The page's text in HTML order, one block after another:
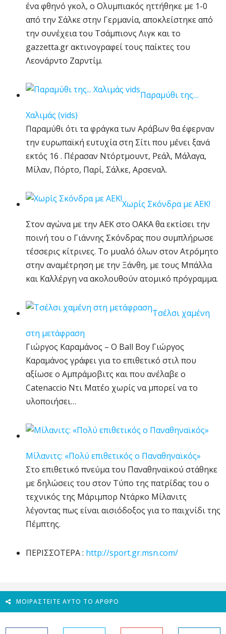
ένα φθηνό γκολ, ο Ολυμπιακός ηττήθηκε με 1-0
από την Σάλκε στην Γερμανία, αποκλείστηκε από
την συνέχεια του Τσάμπιονς Λιγκ και το
gazzetta.gr ακτινογραφεί τους παίκτες του
Λεονάρντο Ζαρντίμ.
Παραμύθι της…
Χαλιμάς (vids)
Παραμύθι ότι τα φράγκα των Αράβων θα έφερναν
την ευρωπαϊκή ευτυχία στη Σίτι που μένει ξανά
εκτός 16 . Πέρασαν Ντόρτμουντ, Ρεάλ, Μάλαγα,
Μίλαν, Πόρτο, Παρί, Σάλκε, Αρσεναλ.
Χωρίς Σκόνδρα με ΑΕΚ!
Στον αγώνα με την ΑΕΚ στο ΟΑΚΑ θα εκτίσει την
ποινή του ο Γιάννης Σκόνδρας που συμπλήρωσε
τέσσερις κίτρινες. Το μυαλό όλων στον Ατρόμητο
στην αναμέτρηση με την Ξάνθη, με τους Μπάλλα
και Καλλέργη να ακολουθούν ατομικό πρόγραμμα.
Τσέλσι χαμένη
στη μετάφραση
Γιώργος Καραμάνος – Ο Ball Boy Γιώργος
Καραμάνος γράφει για το επιθετικό στιλ που
αξίωσε ο Αμπράμοβιτς και που ανέλαβε ο
Catenaccio Ντι Ματέο χωρίς να μπορεί να το
υλοποιήσει…
Μίλανιτς: «Πολύ επιθετικός ο Παναθηναϊκός»
Στο επιθετικό πνεύμα του Παναθηναϊκού στάθηκε
με δηλώσεις του στον Τύπο της πατρίδας του ο
τεχνικός της Μάριμπορ Ντάρκο Μίλανιτς
λέγοντας πως είναι αισιόδοξος για το παιχνίδι της
Πέμπτης.
ΠΕΡΙΣΣΟΤΕΡΑ : http://sport.gr.msn.com/
ΜΟΙΡΑΣΤΕΊΤΕ ΑΥΤΌ ΤΟ ΆΡΘΡΟ